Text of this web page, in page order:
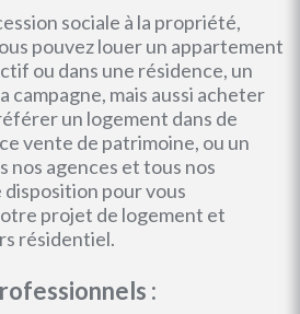
sociale à la propriété,
pouvez louer un appartement
ou dans une résidence, un
campagne, mais aussi acheter
un logement dans de
vente de patrimoine, ou un
nos agences et tous nos
pour vous
projet de logement et
résidentiel.
: